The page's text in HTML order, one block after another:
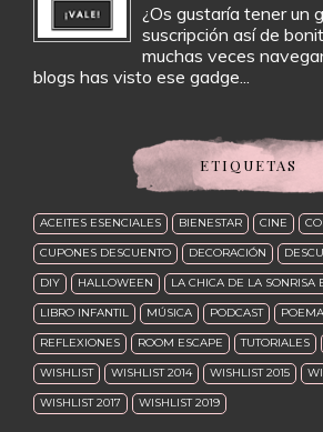
¿Os gustaría tener un
suscripción así de
muchas veces
blogs has visto ese gadge...
ETIQUETAS
ACEITES ESENCIALES BIENESTAR CINE
CUPONES DESCUENTO DECORACIÓN
DIY HALLOWEEN LA CHICA DE LA SONRISA
LIBRO INFANTIL MÚSICA PODCAST
REFLEXIONES ROOM ESCAPE TUTORIALES
WISHLIST WISHLIST 2014 WISHLIST 2015
WISHLIST 2017 WISHLIST 2019